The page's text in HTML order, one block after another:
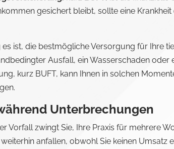
gesichert bleibt, sollte eine
ist, die bestmögliche Versorgung für Ihre
Ausfall, ein Wasserschaden oder
kurz BUFT, kann Ihnen in solchen
Unterbrechungen
Vorfall zwingt Sie, Ihre Praxis für mehrere
anfallen, obwohl Sie keinen